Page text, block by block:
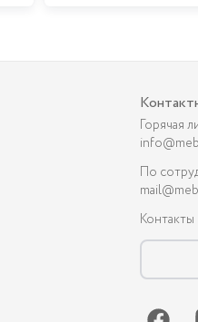
Горячая
По
Контакты